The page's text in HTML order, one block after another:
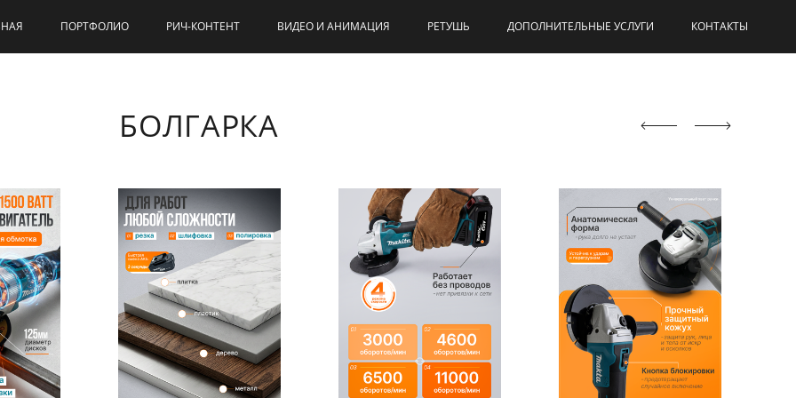
ПОРТФОЛИО РИЧ-КОНТЕНТ ВИДЕО И АНИМАЦИЯ РЕТУШЬ ДОПОЛНИТЕЛЬНЫЕ УСЛУГИ КОНТАКТЫ
БОЛГАРКА